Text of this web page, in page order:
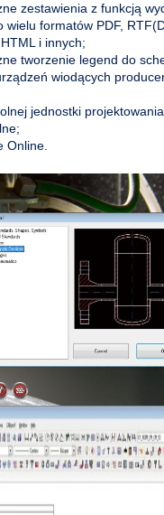
zestawienia z funkcją
wielu formatów PDF,
i innych;
tworzenie legend do
wiodących
jednostki
Online.